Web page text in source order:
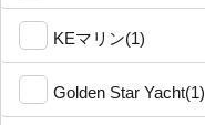
KEマリン(1)
Golden Star Yacht(1)